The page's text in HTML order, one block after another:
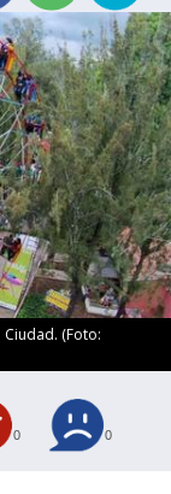
(Foto:
0 0